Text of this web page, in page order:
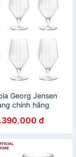
Georg Jensen
chính hãng
đ